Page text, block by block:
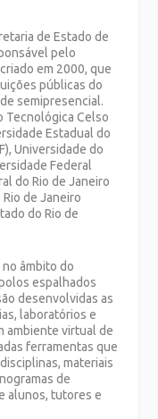
de Estado de
pelo
em 2000, que
públicas do
semipresencial.
Tecnológica Celso
Estadual do
Universidade do
Federal
do Rio de Janeiro
Rio de Janeiro
do Rio de
âmbito do
espalhados
desenvolvidas as
laboratórios e
ambiente virtual de
ferramentas que
materiais
de
alunos, tutores e